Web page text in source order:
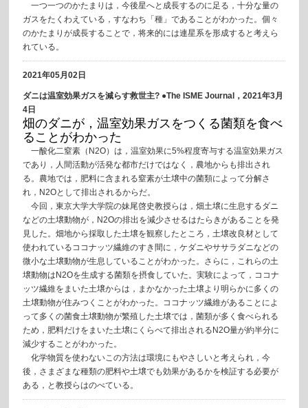
一つ一つのかたまりは，今後星へと成長するのに足る，十分な量の
ガスをたくわえている，すなわち「種」であることがわかった。個々
のかたまりが成長することで，将来的には連星系を形成すると考えら
れている。
2021年05月02日
ダニは温室効果ガスを減らす救世主? ●The ISME Journal，2021年3月
4日
畑のダニが，温室効果ガスをつくる菌類を食べ
ることがわかった
一酸化二窒素（N2O）は，温室効果に5%程度寄与する温室効果ガス
であり，人間活動が活発な都市だけではなく，農地からも排出され
る。農地では，肥料に含まれる窒素が土壌中の菌類によって分解さ
れ，N2Oとして排出されるからだ。
今回，東京大学大学院の妹尾啓史教授らは，畑土壌に生息するダニ
などの土壌動物が，N2Oの排出を減少させるはたらきがあることを発
見した。畑地から採取した土壌を観察したところ，土壌改良材として
使われているココナッツ繊維のすき間に，ケダニやササラダニなどの
微小な土壌動物が生息していることがわかった。さらに，これらの土
壌動物はN2Oを生成する菌類を摂食していた。実験によって，ココナ
ッツ繊維をまいた土壌からは，まかなかった土壌より明らかに多くの
土壌動物が住みつくことがわかった。ココナッツ繊維があることによ
って多くの菌食土壌動物が繁殖した土壌では，菌類が多く食べられる
ため，肥料だけをまいた土壌にくらべて排出されるN2O量が約半分に
減少することがわかった。
化学物質を使わないこの方法は環境にもやさしいと考えられ，今
後，さまざまな種類の肥料や土壌でも効果があるかを検証する必要が
ある，と教授らはのべている。